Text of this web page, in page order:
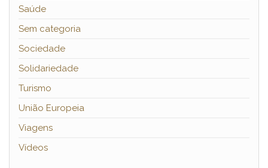
Saúde
Sem categoria
Sociedade
Solidariedade
Turismo
União Europeia
Viagens
Vídeos